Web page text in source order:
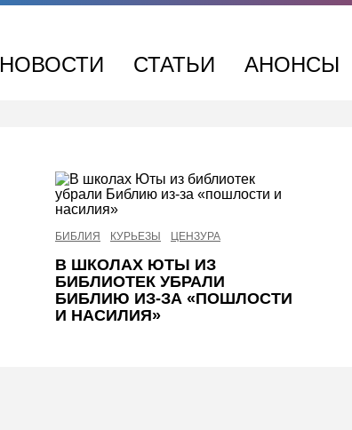
НОВОСТИ СТАТЬИ АНОНСЫ
БИБЛИЯ КУРЬЕЗЫ ЦЕНЗУРА
В ШКОЛАХ ЮТЫ ИЗ
БИБЛИОТЕК УБРАЛИ
БИБЛИЮ ИЗ-ЗА «ПОШЛОСТИ
И НАСИЛИЯ»